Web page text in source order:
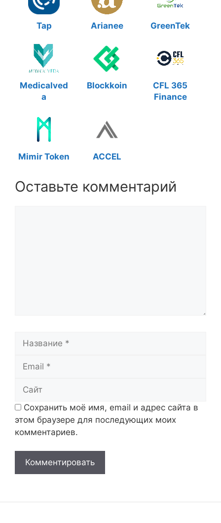
Tap Arianee GreenTek
Medicalved
a
Blockkoin
CFL 365
Finance
Mimir Token ACCEL
Оставьте комментарий
Сохранить моё имя, email и адрес сайта в
этом браузере для последующих моих
комментариев.